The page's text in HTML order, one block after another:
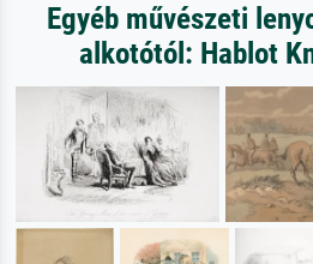
Egyéb művészeti
alkotótól: Hablot